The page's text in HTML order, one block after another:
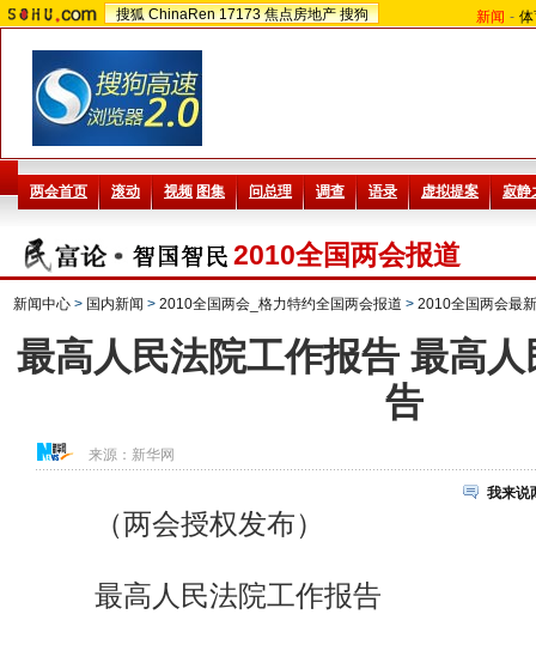
搜狐 ChinaRen 17173 焦点房地产 搜狗 新闻 -
2010全国两会报道
新闻中心 > 国内新闻 > 2010全国两会_格力特约全国两会报道 > 2010全国两会最
最高人民法院工作报告 最高
告
来源： 新华网
我来说
（两会授权发布）
最高人民法院工作报告